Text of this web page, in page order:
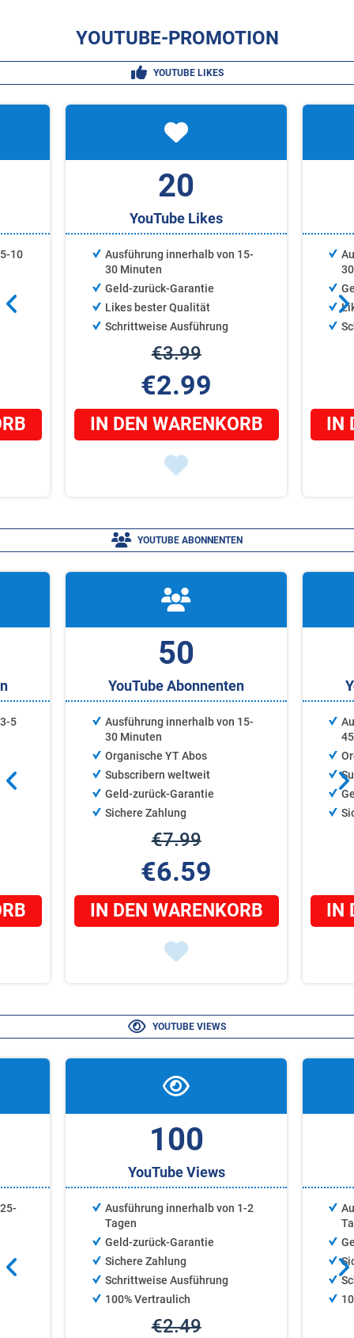
YOUTUBE-PROMOTION
YOUTUBE LIKES
20
YouTube Likes
Ausführung innerhalb von 15-
30 Minuten
Geld-zurück-Garantie
Likes bester Qualität
Schrittweise Ausführung
€3.99
€2.99
IN DEN WARENKORB
YOUTUBE ABONNENTEN
50
YouTube Abonnenten
Ausführung innerhalb von 15-
30 Minuten
Organische YT Abos
Subscribern weltweit
Geld-zurück-Garantie
Sichere Zahlung
€7.99
€6.59
IN DEN WARENKORB
YOUTUBE VIEWS
100
YouTube Views
Ausführung innerhalb von 1-2
Tagen
Geld-zurück-Garantie
Sichere Zahlung
Schrittweise Ausführung
100% Vertraulich
€2.49